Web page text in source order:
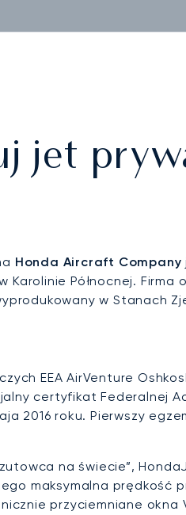
jet
Honda Aircraft Company
Karolinie Północnej. Firma
w Stanach
EEA AirVenture
certyfikat Federalnej
2016 roku. Pierwszy
na świecie”,
maksymalna prędkość
przyciemniane okna